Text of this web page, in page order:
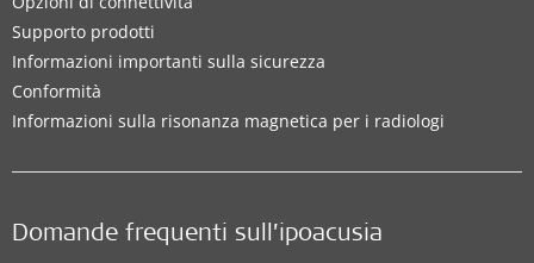
Supporto prodotti
Informazioni importanti sulla sicurezza
Conformità
Informazioni sulla risonanza magnetica per i radiologi
Domande frequenti sull’ipoacusia